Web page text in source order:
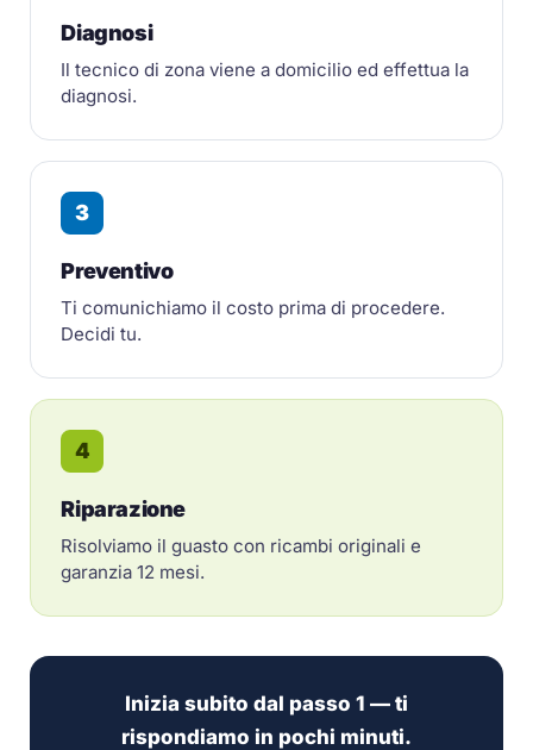
Diagnosi
Il tecnico di zona viene a domicilio ed effettua la
diagnosi.
3
Preventivo
Ti comunichiamo il costo prima di procedere.
Decidi tu.
4
Riparazione
Risolviamo il guasto con ricambi originali e
garanzia 12 mesi.
Inizia subito dal passo 1 — ti
rispondiamo in pochi minuti.